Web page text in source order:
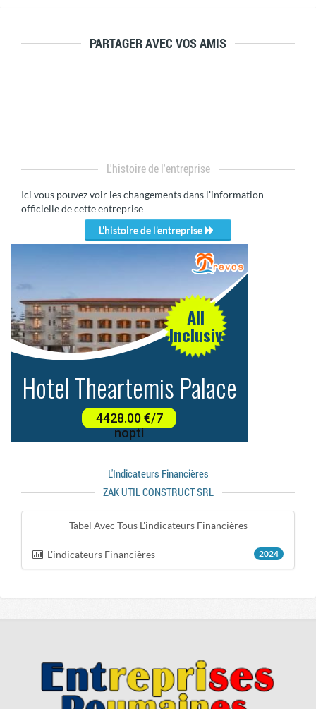
PARTAGER AVEC VOS AMIS
L'histoire de l'entreprise
Ici vous pouvez voir les changements dans l'information
officielle de cette entreprise
L'histoire de l'entreprise
L'indicateurs Financières
ZAK UTIL CONSTRUCT SRL
Tabel Avec Tous L'indicateurs Financières
L'indicateurs Financières 2024